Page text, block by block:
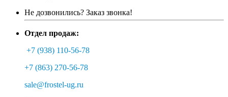
Не дозвонились? Заказ звонка!
Отдел продаж:
+7 (938) 110-56-78
+7 (863) 270-56-78
sale@frostel-ug.ru